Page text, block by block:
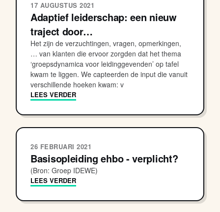
17 AUGUSTUS 2021
Adaptief leiderschap: een nieuw
traject door…
Het zijn de verzuchtingen, vragen, opmerkingen,
… van klanten die ervoor zorgden dat het thema
‘groepsdynamica voor leidinggevenden’ op tafel
kwam te liggen. We capteerden de input die vanuit
verschillende hoeken kwam: v
LEES VERDER
26 FEBRUARI 2021
Basisopleiding ehbo - verplicht?
(Bron: Groep IDEWE)
LEES VERDER